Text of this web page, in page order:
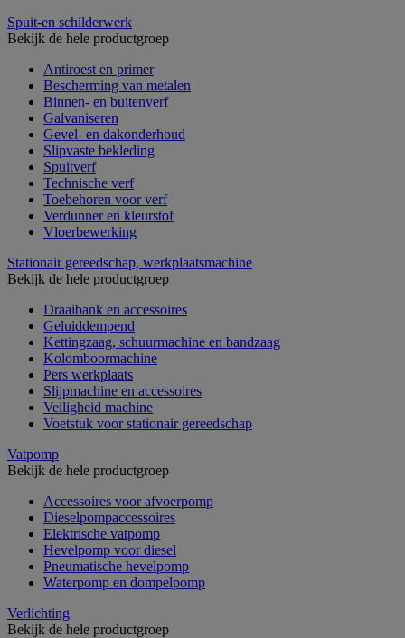
Spuit-en schilderwerk
Bekijk de hele productgroep
Antiroest en primer
Bescherming van metalen
Binnen- en buitenverf
Galvaniseren
Gevel- en dakonderhoud
Slipvaste bekleding
Spuitverf
Technische verf
Toebehoren voor verf
Verdunner en kleurstof
Vloerbewerking
Stationair gereedschap, werkplaatsmachine
Bekijk de hele productgroep
Draaibank en accessoires
Geluiddempend
Kettingzaag, schuurmachine en bandzaag
Kolomboormachine
Pers werkplaats
Slijpmachine en accessoires
Veiligheid machine
Voetstuk voor stationair gereedschap
Vatpomp
Bekijk de hele productgroep
Accessoires voor afvoerpomp
Dieselpompaccessoires
Elektrische vatpomp
Hevelpomp voor diesel
Pneumatische hevelpomp
Waterpomp en dompelpomp
Verlichting
Bekijk de hele productgroep